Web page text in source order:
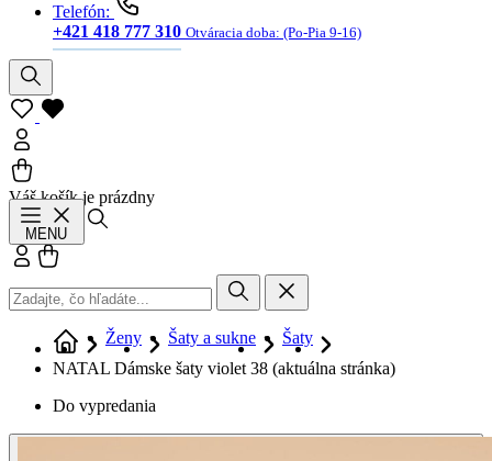
Telefón:
+421 418 777 310 Otváracia doba: (Po-Pia 9-16)
Váš košík je prázdny
MENU
Prihlásiť sa
Ženy Šaty a sukne
Šaty
NATAL Dámske šaty violet 38 (aktuálna stránka)
Do vypredania